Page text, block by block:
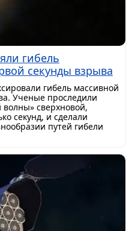
гибель
секунды взрыва
гибель массивной
Ученые проследили
сверхновой,
секунд, и сделали
путей гибели